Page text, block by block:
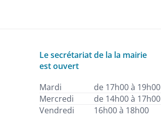
Le secrétariat de la la mairie
est ouvert
Mardi
de 17h00 à 19h00
Mercredi
de 14h00 à 17h00
Vendredi
16h00 à 18h00